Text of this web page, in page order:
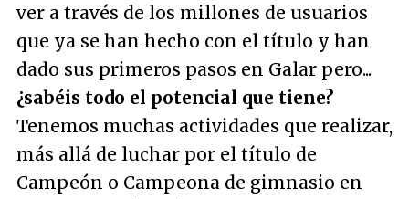
ver a través de los millones de usuarios
que ya se han hecho con el título y han
dado sus primeros pasos en Galar pero...
¿sabéis todo el potencial que tiene?
Tenemos muchas actividades que realizar,
más allá de luchar por el título de
Campeón o Campeona de gimnasio en